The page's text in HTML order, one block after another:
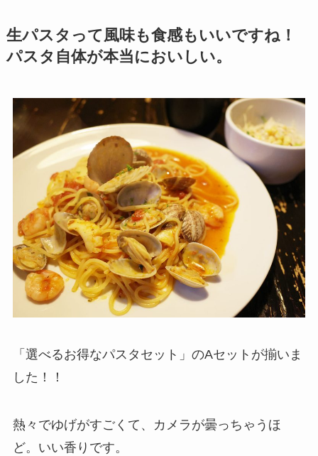
生パスタって風味も食感もいいですね！
パスタ自体が本当においしい。
「選べるお得なパスタセット」のAセットが揃いま
した！！
熱々でゆげがすごくて、カメラが曇っちゃうほ
ど。いい香りです。